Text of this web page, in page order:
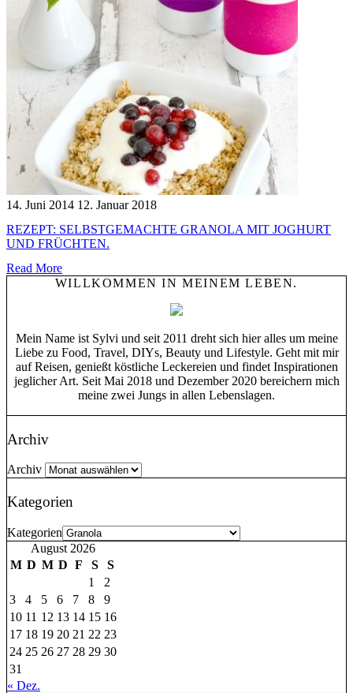
14. Juni 2014 12. Januar 2018
REZEPT: SELBSTGEMACHTE GRANOLA MIT JOGHURT
UND FRÜCHTEN.
Read More
WILLKOMMEN IN MEINEM LEBEN.
Mein Name ist Sylvi und seit 2011 dreht sich hier alles um meine
Liebe zu Food, Travel, DIYs, Beauty und Lifestyle. Geht mit mir
auf Reisen, genießt köstliche Leckereien und findet Inspirationen
jeglicher Art. Seit Mai 2018 und Dezember 2020 bereichern mich
meine zwei Jungs in allen Lebenslagen.
Archiv
Archiv
Kategorien
Kategorien
August 2026
M D M D F S
S
1
2
3
4 5 6 7 8
9
10 11 12 13 14 15 16
17 18 19 20 21 22 23
24 25 26 27 28 29 30
31
« Dez.